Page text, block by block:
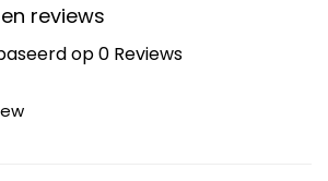
reviews
op 0 Reviews